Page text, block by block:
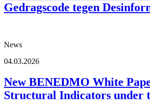
Gedragscode tegen
News
04.03.2026
New BENEDMO White
Structural Indicators under